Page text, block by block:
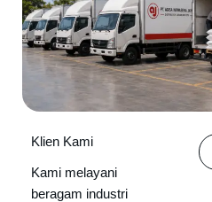
Klien Kami
Kami melayani
beragam industri